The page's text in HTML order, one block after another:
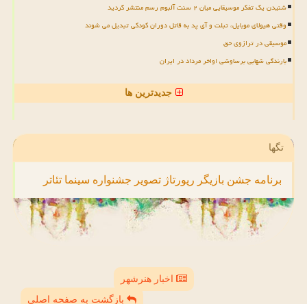
شنیدن یک تفکر موسیقایی میان ۲ سنت آلبوم رسم منتشر گردید
وقتی هیولای موبایل، تبلت و آی پد به قاتل دوران کودکی تبدیل می شوند
موسیقی در ترازوی حق
بارندگی شهابی برساوشی اواخر مرداد در ایران
جدیدترین ها
تگها
برنامه جشن بازیگر رپورتاژ تصویر جشنواره سینما تئاتر
اخبار هنرشهر
بازگشت به صفحه اصلی